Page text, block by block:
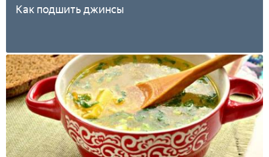
Как подшить джинсы